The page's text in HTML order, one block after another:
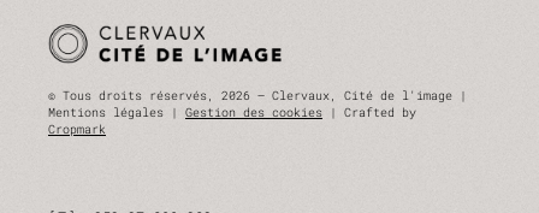
© Tous droits réservés, 2026 — Clervaux, Cité de l'image |
Mentions légales | Gestion des cookies | Crafted by
Cropmark